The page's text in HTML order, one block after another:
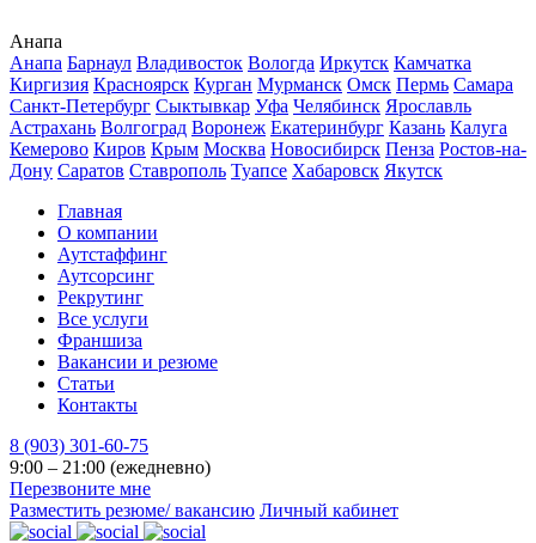
Анапа
Анапа Барнаул Владивосток Вологда Иркутск Камчатка
Киргизия Красноярск Курган Мурманск Омск Пермь Самара
Санкт-Петербург Сыктывкар Уфа Челябинск Ярославль
Астрахань Волгоград Воронеж Екатеринбург Казань Калуга
Кемерово Киров Крым Москва Новосибирск Пенза Ростов-на-
Дону Саратов Ставрополь Туапсе Хабаровск Якутск
Главная
О компании
Аутстаффинг
Аутсорсинг
Рекрутинг
Все услуги
Франшиза
Вакансии и резюме
Статьи
Контакты
8 (903) 301-60-75
9:00 – 21:00 (ежедневно)
Перезвоните мне
Разместить резюме/ вакансию Личный кабинет